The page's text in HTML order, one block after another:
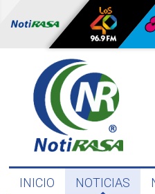
INICIO NOTICIAS